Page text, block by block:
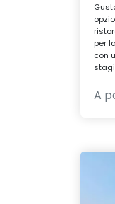
per
con
A